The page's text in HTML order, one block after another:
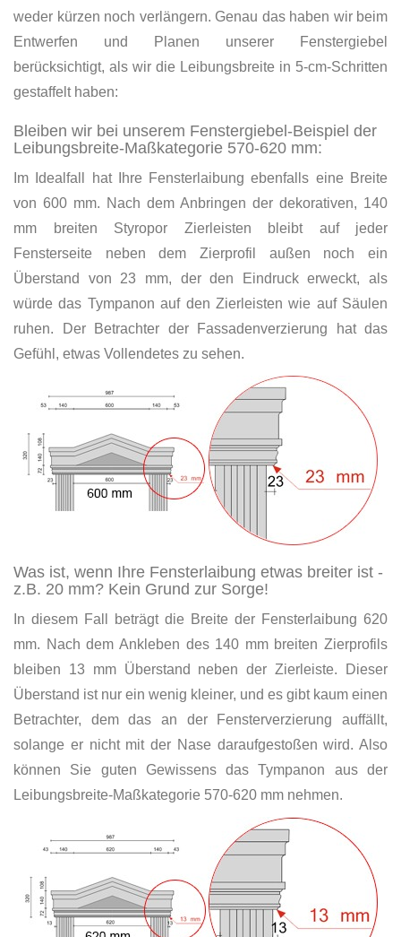
weder kürzen noch verlängern. Genau das haben wir beim
Entwerfen und Planen unserer Fenstergiebel
berücksichtigt, als wir die Leibungsbreite in 5-cm-Schritten
gestaffelt haben:
Bleiben wir bei unserem Fenstergiebel-Beispiel der
Leibungsbreite-Maßkategorie 570-620 mm:
Im Idealfall hat Ihre Fensterlaibung ebenfalls eine Breite
von 600 mm. Nach dem Anbringen der dekorativen, 140
mm breiten Styropor Zierleisten bleibt auf jeder
Fensterseite neben dem Zierprofil außen noch ein
Überstand von 23 mm, der den Eindruck erweckt, als
würde das Tympanon auf den Zierleisten wie auf Säulen
ruhen. Der Betrachter der Fassadenverzierung hat das
Gefühl, etwas Vollendetes zu sehen.
Was ist, wenn Ihre Fensterlaibung etwas breiter ist -
z.B. 20 mm? Kein Grund zur Sorge!
In diesem Fall beträgt die Breite der Fensterlaibung 620
mm. Nach dem Ankleben des 140 mm breiten Zierprofils
bleiben 13 mm Überstand neben der Zierleiste. Dieser
Überstand ist nur ein wenig kleiner, und es gibt kaum einen
Betrachter, dem das an der Fensterverzierung auffällt,
solange er nicht mit der Nase daraufgestoßen wird. Also
können Sie guten Gewissens das Tympanon aus der
Leibungsbreite-Maßkategorie 570-620 mm nehmen.